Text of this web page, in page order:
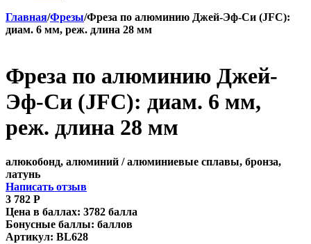
Главная/Фрезы/Фреза по алюминию Джей-Эф-Си (JFC):
диам. 6 мм, реж. длина 28 мм
Фреза по алюминию Джей-
Эф-Си (JFC): диам. 6 мм,
реж. длина 28 мм
алюкобонд, алюминий / алюминиевые сплавы, бронза,
латунь
Написать отзыв
3 782 Р
Цена в баллах: 3782 балла
Бонусные баллы: баллов
Артикул: BL628